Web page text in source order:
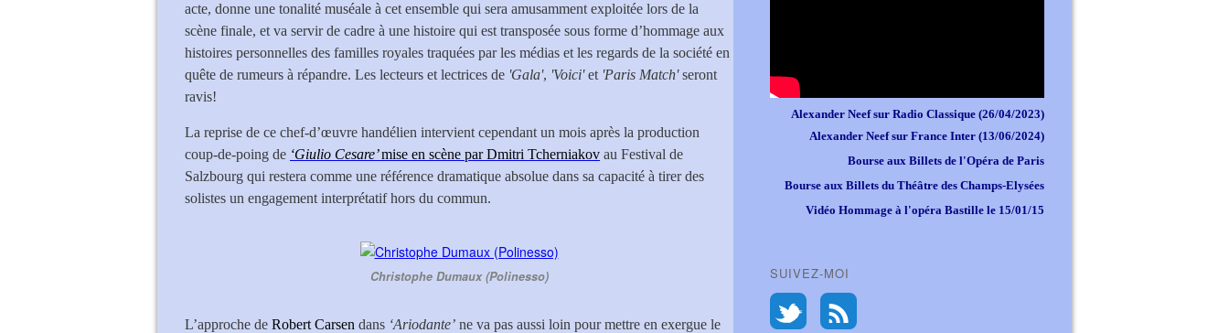
acte, donne une tonalité muséale à cet ensemble qui sera amusamment exploitée lors de la
scène finale, et va servir de cadre à une histoire qui est transposée sous forme d’hommage aux
histoires personnelles des familles royales traquées par les médias et les regards de la société en
quête de rumeurs à répandre. Les lecteurs et lectrices de 'Gala', 'Voici'et 'Paris Match'seront
ravis!
La reprise de ce chef-d’œuvre handélien intervient cependant un mois après la production
coup-de-poing de ‘Giulio Cesare’mise en scène par Dmitri Tcherniakov au Festival de
Salzbourg qui restera comme une référence dramatique absolue dans sa capacité à tirer des
solistes un engagement interprétatif hors du commun.
Christophe Dumaux (Polinesso)
L’approche de Robert Carsen dans ‘Ariodante’ ne va pas aussi loin pour mettre en exergue le
Alexander Neef sur Radio Classique (26/04/2023)
Alexander Neef sur France Inter (13/06/2024)
Bourse aux Billets de l'Opéra de Paris
Bourse aux Billets du Théâtre des Champs-Elysées
Vidéo Hommage à l'opéra Bastille le 15/01/15
SUIVEZ-MOI